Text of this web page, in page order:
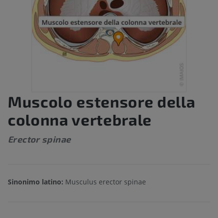
Muscolo estensore della
colonna vertebrale
Erector spinae
Sinonimo latino: Musculus erector spinae